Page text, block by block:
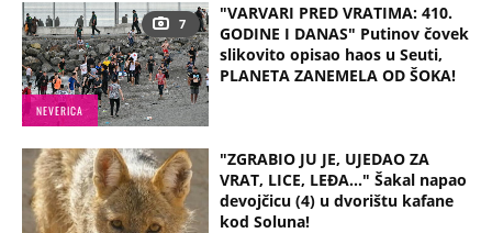
7
NEVERICA
"VARVARI PRED VRATIMA: 410.
GODINE I DANAS" Putinov čovek
slikovito opisao haos u Seuti,
PLANETA ZANEMELA OD ŠOKA!
"ZGRABIO JU JE, UJEDAO ZA
VRAT, LICE, LEĐA..." Šakal napao
devojčicu (4) u dvorištu kafane
kod Soluna!